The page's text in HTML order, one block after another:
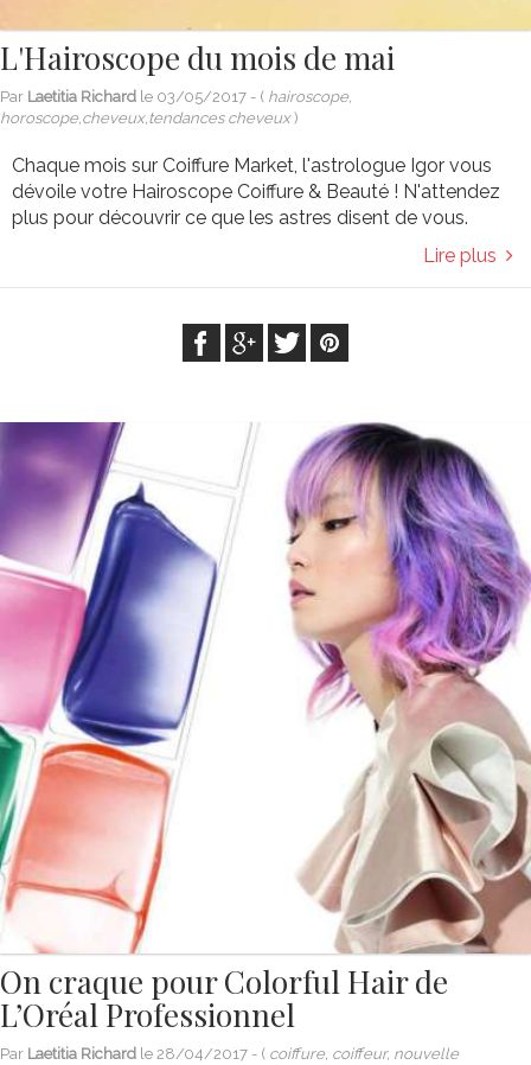
L'Hairoscope du mois de mai
Par Laetitia Richard le 03/05/2017 - ( hairoscope,
horoscope,cheveux,tendances cheveux)
Chaque mois sur Coiffure Market, l'astrologue Igor vous
dévoile votre Hairoscope Coiffure & Beauté ! N'attendez
plus pour découvrir ce que les astres disent de vous.
Lire plus
On craque pour Colorful Hair de
L’Oréal Professionnel
Par Laetitia Richard le 28/04/2017 - ( coiffure, coiffeur, nouvelle